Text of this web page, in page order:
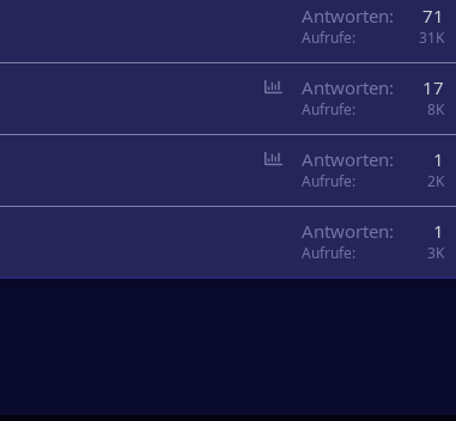
Antworten 71
Aufrufe 31K
l
l
Antworten 17
Aufrufe 8K
l
Antworten 1
Aufrufe 2K
Antworten 1
Aufrufe 3K